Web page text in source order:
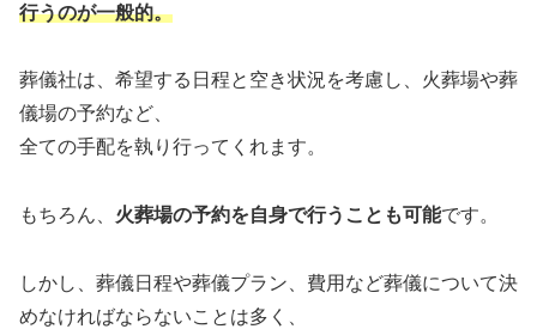
行うのが一般的。
葬儀社は、希望する日程と空き状況を考慮し、火葬場や葬
儀場の予約など、
全ての手配を執り行ってくれます。
もちろん、 火葬場の予約を自身で行うことも可能です。
しかし、葬儀日程や葬儀プラン、費用など葬儀について決
めなければならないことは多く、